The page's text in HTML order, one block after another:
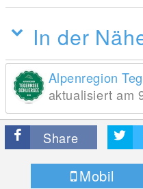
In der
Alpenregion
aktualisiert am
Share
Mobil